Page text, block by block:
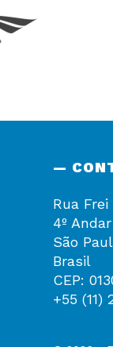
—
Rua Frei
4º
São
Brasil
CEP:
+55 (11)